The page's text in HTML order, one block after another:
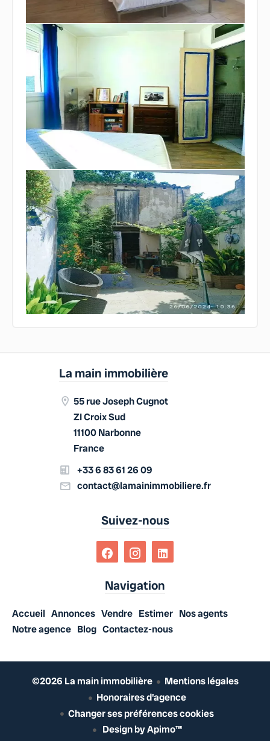
La main immobilière
55 rue Joseph Cugnot
ZI Croix Sud
11100 Narbonne
France
+33 6 83 61 26 09
contact@lamainimmobiliere.fr
Suivez-nous
Navigation
Accueil Annonces Vendre Estimer Nos agents
Notre agence Blog Contactez-nous
©2026 La main immobilière
Mentions légales
Honoraires d'agence
Changer ses préférences cookies
Design byApimo™